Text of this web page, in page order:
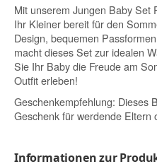
Mit unserem Jungen Baby Set
Ihr Kleiner bereit für den
Design, bequemen
macht dieses Set zur idealen
Sie Ihr Baby die Freude am
Outfit erleben!
Geschenkempfehlung: Dieses
Geschenk für werdende Eltern
Informationen zur